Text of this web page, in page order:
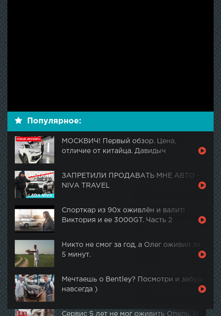
Популярное:
МОСКВИЧ! Первый обзор. Цена,
отличие от китайца. Давидыч
ЗАПРЕТИЛИ ПРОДАВАТЬ МНЕ АВТО -
NIVA TRAVEL
Спорткар из 90х оживлён и валит!
Виктория и ее 3000GT. Часть 2
Никто не смог за год, а Олег оживил за
5 минут.
Мечтаешь о Bentley? Посмотри и забудь
навсегда )
Сервис 5 лет не мог оживить Опель. И